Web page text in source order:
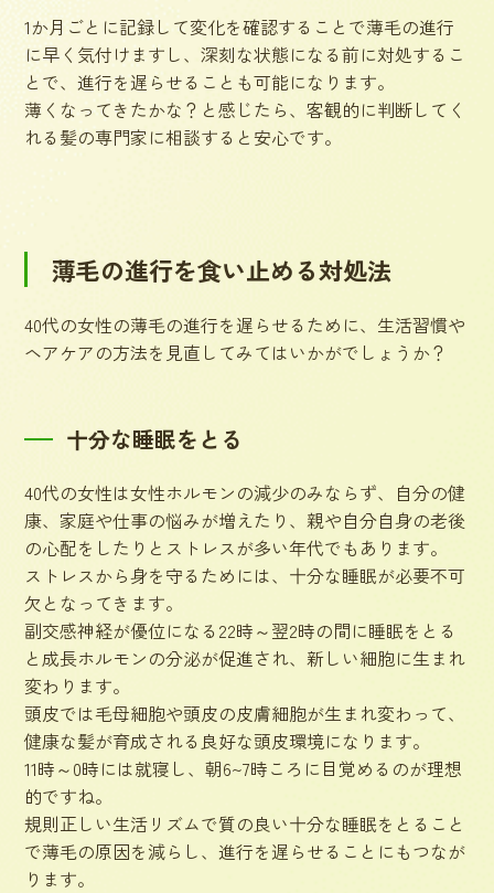
1か月ごとに記録して変化を確認することで薄毛の進行
に早く気付けますし、深刻な状態になる前に対処するこ
とで、進行を遅らせることも可能になります。
薄くなってきたかな？と感じたら、客観的に判断してく
れる髪の専門家に相談すると安心です。
薄毛の進行を食い止める対処法
40代の女性の薄毛の進行を遅らせるために、生活習慣や
ヘアケアの方法を見直してみてはいかがでしょうか？
十分な睡眠をとる
40代の女性は女性ホルモンの減少のみならず、自分の健
康、家庭や仕事の悩みが増えたり、親や自分自身の老後
の心配をしたりとストレスが多い年代でもあります。
ストレスから身を守るためには、十分な睡眠が必要不可
欠となってきます。
副交感神経が優位になる22時～翌2時の間に睡眠をとる
と成長ホルモンの分泌が促進され、新しい細胞に生まれ
変わります。
頭皮では毛母細胞や頭皮の皮膚細胞が生まれ変わって、
健康な髪が育成される良好な頭皮環境になります。
11時～0時には就寝し、朝6~7時ころに目覚めるのが理想
的ですね。
規則正しい生活リズムで質の良い十分な睡眠をとること
で薄毛の原因を減らし、進行を遅らせることにもつなが
ります。